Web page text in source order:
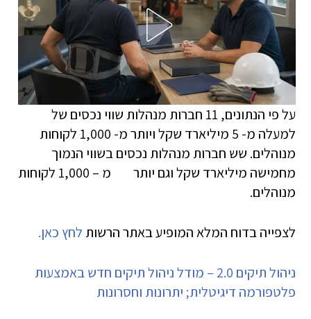
על פי הנתונים, 11 חברות מנהלות שווי נכסים של
למעלה מ- 5 מיליארד שקל ויותר מ- 1,000 לקוחות
מנוהלים. שש חברות מנהלות נכסים בשווי הנמוך
מחמישה מיליארד שקל וגם יותר מ – 1,000 לקוחות
מנוהלים.
לצפייה בדוח המלא המופיע באתר הרשות לחץ כאן.
ניהול תיקים 2.0 – מודל ניהול תיקים חדש באמצעות
פלטפורמה דיגיטלית; יתרונות וחסרונות